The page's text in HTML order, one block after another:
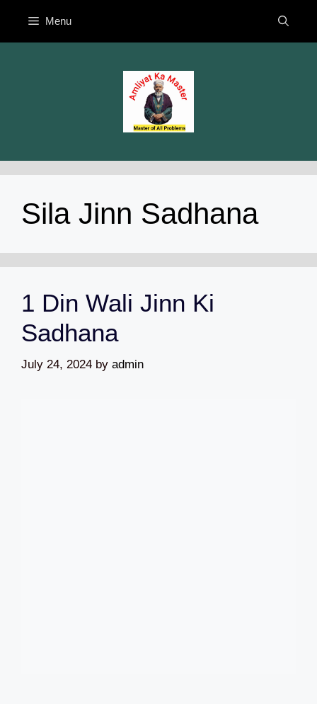
content
Menu
Sila Jinn Sadhana
1 Din Wali Jinn Ki
Sadhana
July 24, 2024 by admin